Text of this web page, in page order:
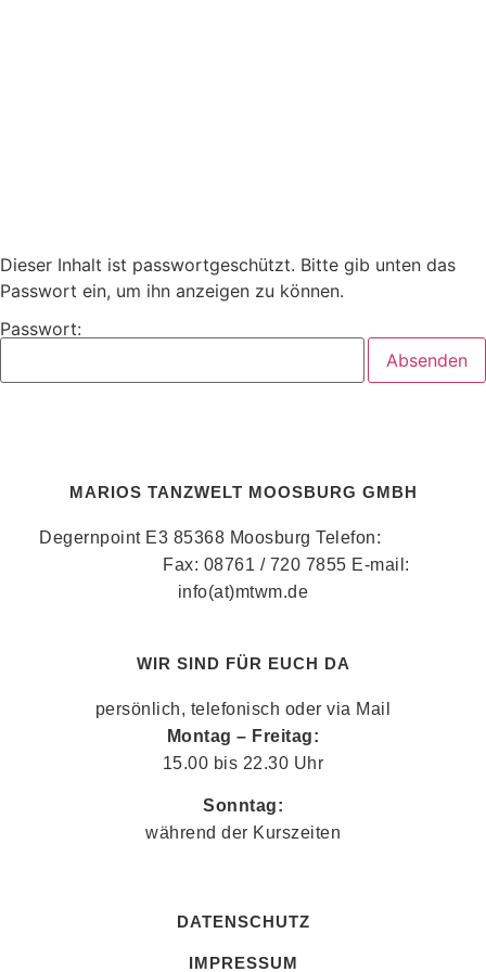
Dieser Inhalt ist passwortgeschützt. Bitte gib unten das
Passwort ein, um ihn anzeigen zu können.
Passwort:
MARIOS TANZWELT MOOSBURG GMBH
Degernpoint E3 85368 Moosburg Telefon:
Fax: 08761 / 720 7855 E-mail:
info(at)mtwm.de
WIR SIND FÜR EUCH DA
persönlich, telefonisch oder via Mail
Montag – Freitag:
15.00 bis 22.30 Uhr
Sonntag:
während der Kurszeiten
DATENSCHUTZ
IMPRESSUM